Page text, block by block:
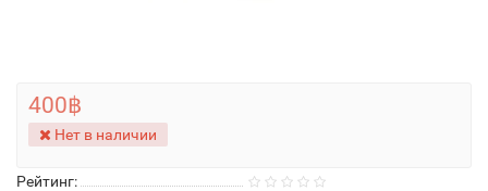
Рейтинг:
400฿
Нет в наличии